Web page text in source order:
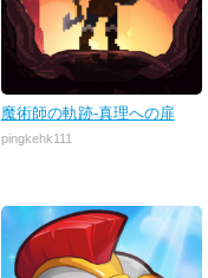
魔術師の軌跡-真理への扉
pingkehk111